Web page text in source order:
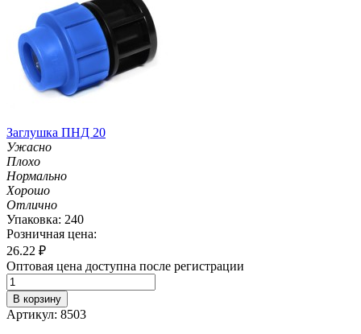
Заглушка ПНД 20
Ужасно
Плохо
Нормально
Хорошо
Отлично
Упаковка: 240
Розничная цена:
26.22 ₽
Оптовая цена доступна после регистрации
В корзину
Артикул: 8503